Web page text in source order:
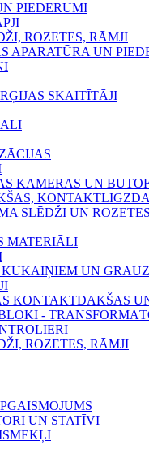
PIEDERUMI
ROZETES, RĀMJI
APARATŪRA UN
SKAITĪTĀJI
KAMERAS UN
SLĒDŽI UN ROZETES
MATERIĀLI
KUKAIŅIEM UN
KONTAKTDAKŠAS
-
ROZETES, RĀMJI
UN STATĪVI